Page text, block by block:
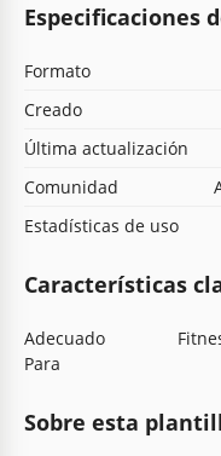
Especificaciones
Formato
Creado
Última actualización
Comunidad
Estadísticas de uso
Características
Adecuado
Para
Sobre esta